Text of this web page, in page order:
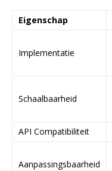
Eigenschap
Implementatie
Schaalbaarheid
API Compatibiliteit
Aanpassingsbaarheid